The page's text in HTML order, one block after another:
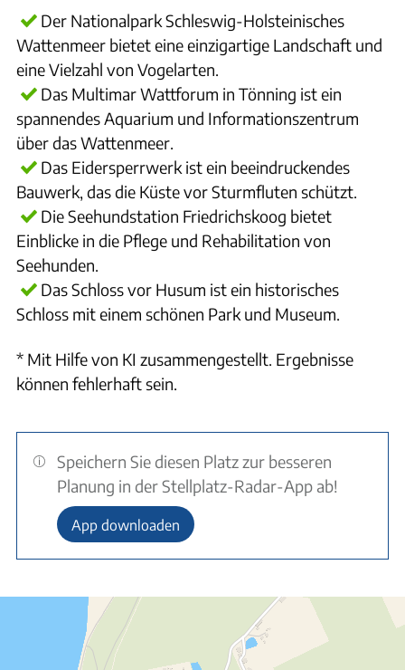
Der Nationalpark Schleswig-Holsteinisches
Wattenmeer bietet eine einzigartige Landschaft und
eine Vielzahl von Vogelarten.
Das Multimar Wattforum in Tönning ist ein
spannendes Aquarium und Informationszentrum
über das Wattenmeer.
Das Eidersperrwerk ist ein beeindruckendes
Bauwerk, das die Küste vor Sturmfluten schützt.
Die Seehundstation Friedrichskoog bietet
Einblicke in die Pflege und Rehabilitation von
Seehunden.
Das Schloss vor Husum ist ein historisches
Schloss mit einem schönen Park und Museum.
* Mit Hilfe von KI zusammengestellt. Ergebnisse
können fehlerhaft sein.
Speichern Sie diesen Platz zur besseren
Planung in der Stellplatz-Radar-App ab!
App downloaden